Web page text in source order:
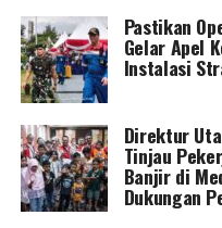
Pastikan
Gelar Apel
Instalasi
Direktur
Tinjau
Banjir di
Dukungan